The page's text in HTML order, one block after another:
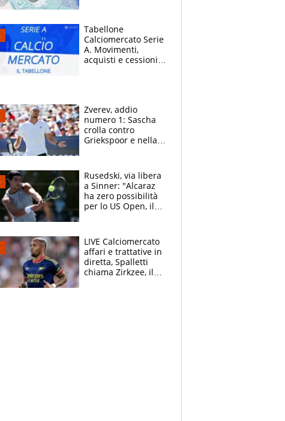
Tabellone
Calciomercato Serie
A. Movimenti,
acquisti e cessioni:
Zverev, addio
numero 1: Sascha
crolla contro
Griekspoor e nella
terzo. Quanti malori
a Montreal
Rusedski, via libera
a Sinner: "Alcaraz
ha zero possibilità
per lo US Open, il
LIVE Calciomercato
affari e trattative in
diretta, Spalletti
chiama Zirkzee, il